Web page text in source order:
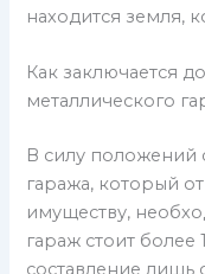
находится земля,
Как заключается
металлического
В силу положений
гаража, который
имуществу,
гараж стоит
составление лишь